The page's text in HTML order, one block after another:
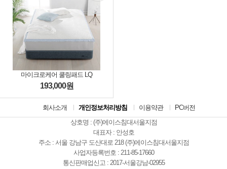
마이크로케어 쿨링패드 LQ
193,000원
회사소개 개인정보처리방침 이용약관
PC버전
상호명 : (주)에이스침대서울지점
대표자 : 안성호
주소 : 서울 강남구 도산대로 218 (주)에이스침대서울지점
사업자등록번호 : 211-85-17660
통신판매업신고 : 2017-서울강남-02955